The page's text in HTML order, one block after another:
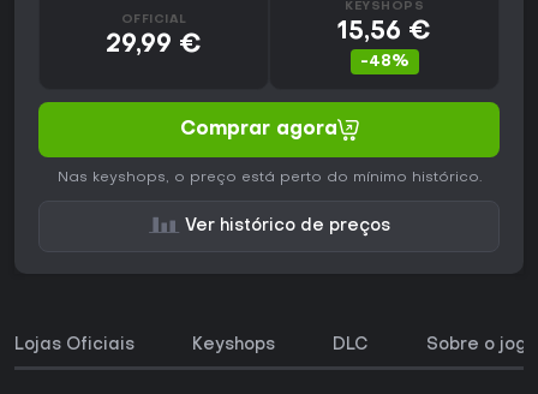
OFFICIAL
29,99 €
KEYSHOPS
15,56 €
-48%
Comprar agora
Nas keyshops, o preço está perto do mínimo histórico.
Ver histórico de preços
Lojas Oficiais Keyshops DLC Sobre o jogo